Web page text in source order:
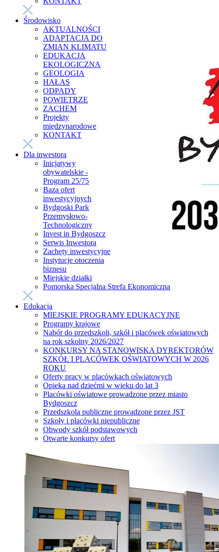
Środowisko
AKTUALNOŚCI
ADAPTACJA DO
ZMIAN KLIMATU
EDUKACJA
EKOLOGICZNA
GEOLOGIA
HAŁAS
ODPADY
POWIETRZE
ZACHEM
Projekty
międzynarodowe
KONTAKT
Dla inwestora
Inicjatywy
obywatelskie -
Program 25/75
Baza ofert
inwestycyjnych
Bydgoski Park
Przemysłowo-
Technologiczny
Invest in Bydgoszcz
Serwis Inwestora
Zachęty inwestycyjne
Instytucje otoczenia
biznesu
Miejskie działki
Pomorska Specjalna Strefa Ekonomiczna
Edukacja
MIEJSKIE PROGRAMY EDUKACYJNE
Programy krajowe
Nabór do przedszkoli, szkół i placówek oświatowych
na rok szkolny 2026/2027
KONKURSY NA STANOWISKA DYREKTORÓW
SZKÓŁ I PLACÓWEK OŚWIATOWYCH W 2026
ROKU
Oferty pracy w placówkach oświatowych
Opieka nad dziećmi w wieku do lat 3
Placówki oświatowe prowadzone przez miasto
Bydgoszcz
Przedszkola publiczne prowadzone przez JST
Szkoły i placówki niepubliczne
Obwody szkół podstawowych
Otwarte konkursy ofert